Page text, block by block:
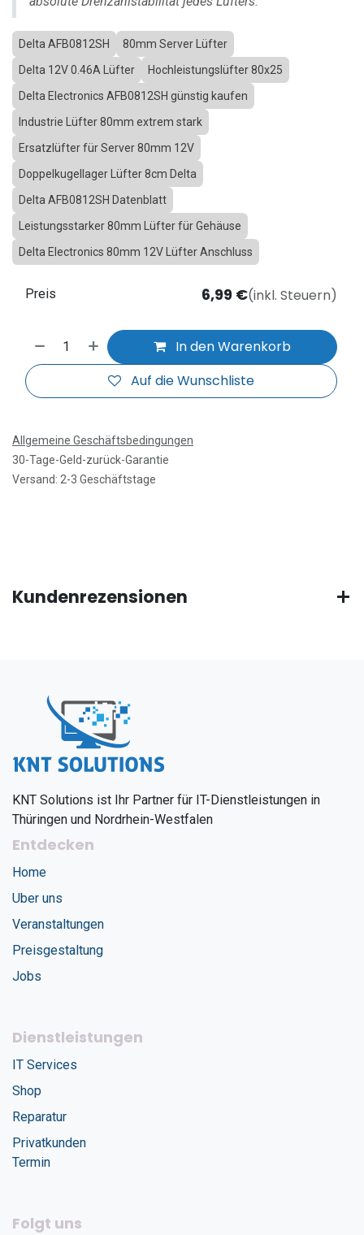
Delta AFB0812SH
80mm Server Lüfter
Delta 12V 0.46A Lüfter
Hochleistungslüfter 80x25
Delta Electronics AFB0812SH günstig kaufen
Industrie Lüfter 80mm extrem stark
Ersatzlüfter für Server 80mm 12V
Doppelkugellager Lüfter 8cm Delta
Delta AFB0812SH Datenblatt
Leistungsstarker 80mm Lüfter für Gehäuse
Delta Electronics 80mm 12V Lüfter Anschluss
In den Warenkorb
Auf die Wunschliste
Preis 6,99 €(inkl. Steuern)
Allgemeine Geschäftsbedingungen
30-Tage-Geld-zurück-Garantie
Versand: 2-3 Geschäftstage
Kundenrezensionen
KNT Solutions ist Ihr Partner für IT-Dienstleistungen in
Thüringen und Nordrhein-Westfalen
Entdecken
Home
Uber uns
Veranstaltungen
Preisgestaltung
Jobs
Dienstleistungen
IT Services
Shop
Reparatur
Privatkunden
Termin
Folgt uns